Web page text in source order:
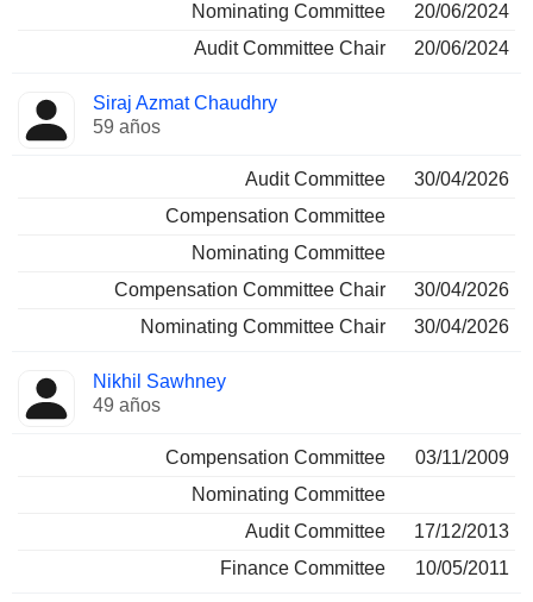
Nominating Committee
20/06/2024
Audit Committee Chair
20/06/2024
Siraj Azmat Chaudhry
59 años
Audit Committee
30/04/2026
Compensation Committee
Nominating Committee
Compensation Committee Chair
30/04/2026
Nominating Committee Chair
30/04/2026
Nikhil Sawhney
49 años
Compensation Committee
03/11/2009
Nominating Committee
Audit Committee
17/12/2013
Finance Committee
10/05/2011